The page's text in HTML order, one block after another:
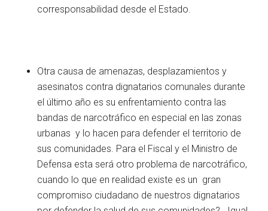
corresponsabilidad desde el Estado.
Otra causa de amenazas, desplazamientos y
asesinatos contra dignatarios comunales durante
el último año es su enfrentamiento contra las
bandas de narcotráfico en especial en las zonas
urbanas y lo hacen para defender el territorio de
sus comunidades. Para el Fiscal y el Ministro de
Defensa esta será otro problema de narcotráfico,
cuando lo que en realidad existe es un gran
compromiso ciudadano de nuestros dignatarios